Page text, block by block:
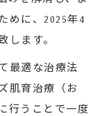
めに、2025年4
します。
最適な治療法
肌育治療（お
行うことで一度